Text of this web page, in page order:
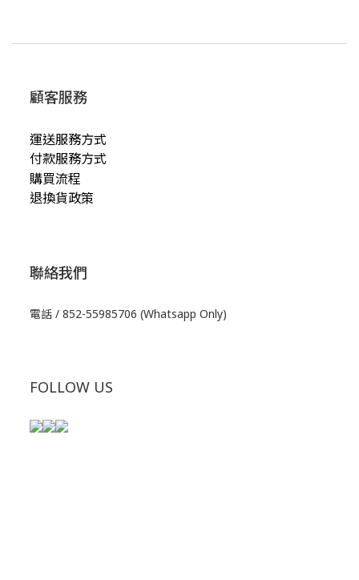
顧客服務
運送服務方式
付款服務方式
購買流程
退換貨政策
聯絡我們
電話 / 852-55985706 (Whatsapp Only)
FOLLOW US